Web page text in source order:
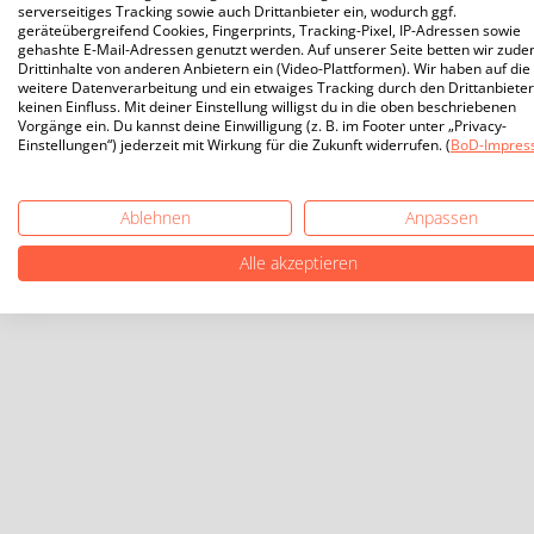
serverseitiges Tracking sowie auch Drittanbieter ein, wodurch ggf.
geräteübergreifend Cookies, Fingerprints, Tracking-Pixel, IP-Adressen sowie
gehashte E-Mail-Adressen genutzt werden. Auf unserer Seite betten wir
Drittinhalte von anderen Anbietern ein (Video-Plattformen). Wir haben auf die
weitere Datenverarbeitung und ein etwaiges Tracking durch den Drittanbieter
keinen Einfluss. Mit deiner Einstellung willigst du in die oben beschriebenen
Vorgänge ein. Du kannst deine Einwilligung (z. B. im Footer unter „Privacy-
Einstellungen“) jederzeit mit Wirkung für die Zukunft widerrufen. (BoD-
Ablehnen
Anpassen
Alle akzeptieren